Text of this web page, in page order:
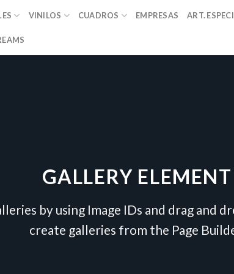
VINILOS CUADROS EMPRESAS ART.
GALLERY ELEMENT
by using Image IDs and drag and
create galleries from the Page